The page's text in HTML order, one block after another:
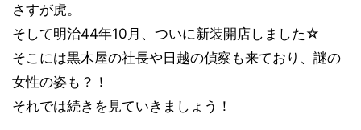
さすが虎。
そして明治44年10 月、ついに新装開店しました☆
そこには黒木屋の社長や日越の偵察も来ており、謎の
女性の姿も？！
それでは続きを見ていきましょう！